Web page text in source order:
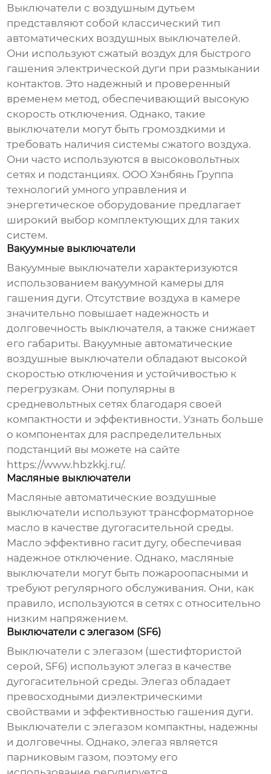
Выключатели с воздушным дутьем
представляют собой классический тип
автоматических воздушных выключателей.
Они используют сжатый воздух для быстрого
гашения электрической дуги при размыкании
контактов. Это надежный и проверенный
временем метод, обеспечивающий высокую
скорость отключения. Однако, такие
выключатели могут быть громоздкими и
требовать наличия системы сжатого воздуха.
Они часто используются в высоковольтных
сетях и подстанциях. ООО Хэнбянь Группа
технологий умного управления и
энергетическое оборудование предлагает
широкий выбор комплектующих для таких
систем.
Вакуумные выключатели
Вакуумные выключатели характеризуются
использованием вакуумной камеры для
гашения дуги. Отсутствие воздуха в камере
значительно повышает надежность и
долговечность выключателя, а также снижает
его габариты. Вакуумные автоматические
воздушные выключатели обладают высокой
скоростью отключения и устойчивостью к
перегрузкам. Они популярны в
средневольтных сетях благодаря своей
компактности и эффективности. Узнать больше
о компонентах для распределительных
подстанций вы можете на сайте
https://www.hbzkkj.ru/.
Масляные выключатели
Масляные автоматические воздушные
выключатели используют трансформаторное
масло в качестве дугогасительной среды.
Масло эффективно гасит дугу, обеспечивая
надежное отключение. Однако, масляные
выключатели могут быть пожароопасными и
требуют регулярного обслуживания. Они, как
правило, используются в сетях с относительно
низким напряжением.
Выключатели с элегазом (SF6)
Выключатели с элегазом (шестифтористой
серой, SF6) используют элегаз в качестве
дугогасительной среды. Элегаз обладает
превосходными диэлектрическими
свойствами и эффективностью гашения дуги.
Выключатели с элегазом компактны, надежны
и долговечны. Однако, элегаз является
парниковым газом, поэтому его